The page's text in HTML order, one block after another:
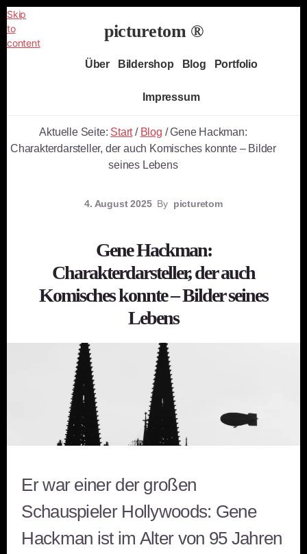
Skip
to
content
picturetom ®
Independent
Über Bildershop Blog Portfolio
Impressum
Aktuelle Seite: Start / Blog /Gene Hackman:
Charakterdarsteller, der auch Komisches konnte – Bilder
seines Lebens
4. August 2025 By picturetom
Gene Hackman:
Charakterdarsteller, der auch
Komisches konnte – Bilder seines
Lebens
Er war einer der großen
Schauspieler Hollywoods: Gene
Hackman ist im Alter von 95 Jahren